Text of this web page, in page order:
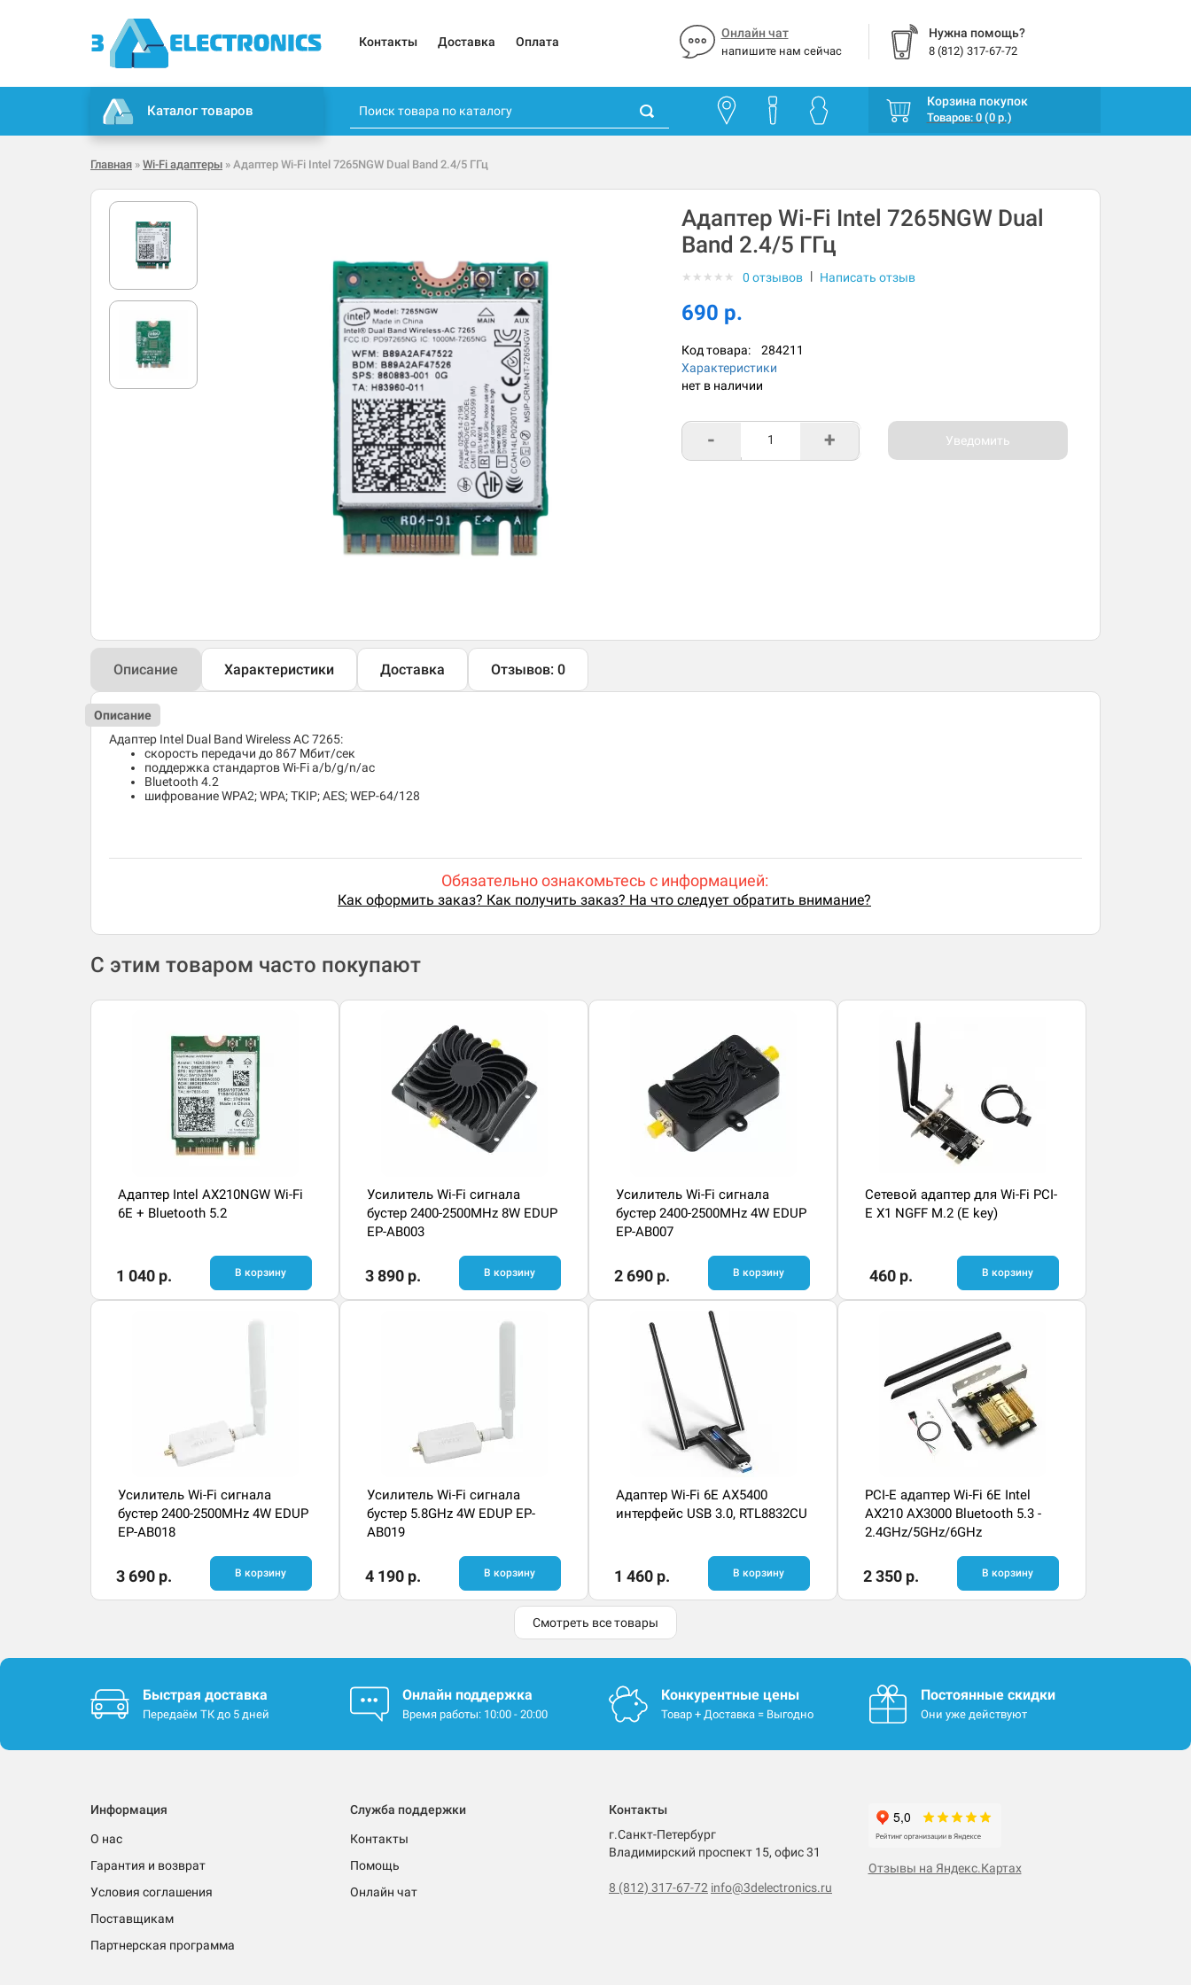
Контакты Доставка Оплата
Онлайн чат
напишите нам сейчас
Нужна помощь?
8 (812) 317-67-72
Каталог товаров
Корзина покупок
Товаров: 0 (0 р.)
Главная » Wi-Fi адаптеры » Адаптер Wi-Fi Intel 7265NGW Dual Band 2.4/5 ГГц
Адаптер Wi-Fi Intel 7265NGW Dual
Band 2.4/5 ГГц
★ ★ ★ ★ ★ 0 отзывов | Написать отзыв
690 р.
Код товара: 284211
Характеристики
нет в наличии
- + Уведомить
Описание Характеристики Доставка Отзывов: 0
Описание
Адаптер Intel Dual Band Wireless AC 7265:
скорость передачи до 867 Мбит/сек
поддержка стандартов Wi-Fi a/b/g/n/ac
Bluetooth 4.2
шифрование WPA2; WPA; TKIP; AES; WEP-64/128
Обязательно ознакомьтесь с информацией:
Как оформить заказ? Как получить заказ? На что следует обратить внимание?
С этим товаром часто покупают
Адаптер Intel AX210NGW Wi-Fi
6E + Bluetooth 5.2
1 040 р. В корзину
Усилитель Wi-Fi сигнала
бустер 2400-2500MHz 8W EDUP
EP-AB003
3 890 р. В корзину
Усилитель Wi-Fi сигнала
бустер 2400-2500MHz 4W EDUP
EP-AB007
2 690 р. В корзину
Сетевой адаптер для Wi-Fi PCI-
E X1 NGFF M.2 (E key)
460 р. В корзину
Усилитель Wi-Fi сигнала
бустер 2400-2500MHz 4W EDUP
EP-AB018
3 690 р. В корзину
Усилитель Wi-Fi сигнала
бустер 5.8GHz 4W EDUP EP-
AB019
4 190 р. В корзину
Адаптер Wi-Fi 6E AX5400
интерфейс USB 3.0, RTL8832CU
1 460 р. В корзину
PCI-E адаптер Wi-Fi 6E Intel
AX210 AX3000 Bluetooth 5.3 -
2.4GHz/5GHz/6GHz
2 350 р. В корзину
Смотреть все товары
Быстрая доставка
Передаём ТК до 5 дней
Онлайн поддержка
Время работы: 10:00 - 20:00
Конкурентные цены
Товар + Доставка = Выгодно
Постоянные скидки
Они уже действуют
Информация
О нас
Гарантия и возврат
Условия соглашения
Поставщикам
Партнерская программа
Служба поддержки
Контакты
Помощь
Онлайн чат
Контакты
г.Санкт-Петербург
Владимирский проспект 15, офис 31
8 (812) 317-67-72 info@3delectronics.ru
Отзывы на Яндекс.Картах